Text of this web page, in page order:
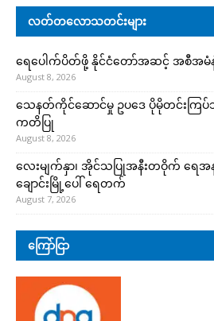
လတ်တလောသတင်းများ
ရေပေါက်ပိတ်ဖို့ နိုင်ငံတော်အဆင့် အစီအမံ
August 8, 2026
သေနတ်ကိုင်ဆောင်မှု ဥပဒေ ပိုမိုတင်းကြပ်
ကတိပြု
August 8, 2026
လေးမျက်နှာ၊ အိုင်သပြုအနီးတဝိုက် ရေအန
ချောင်းမြို့ပေါ် ရေတက်
August 7, 2026
ကြော်ငြာ